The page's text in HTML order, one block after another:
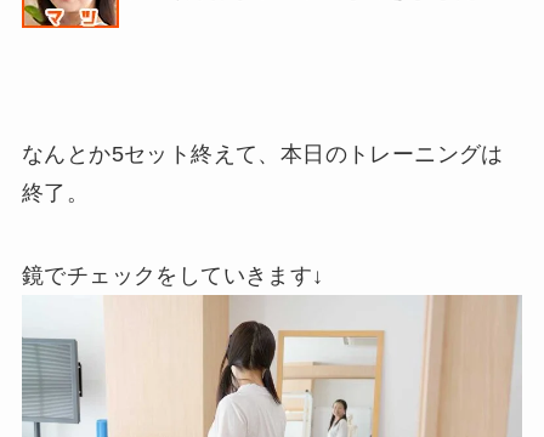
なんとか5セット終えて、本日のトレーニングは
終了。
鏡でチェックをしていきます↓